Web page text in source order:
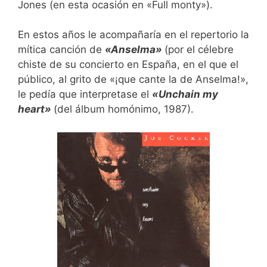
Jones (en esta ocasión en «Full monty»).
En estos años le acompañaría en el repertorio la
mítica canción de «Anselma» (por el célebre
chiste de su concierto en España, en el que el
público, al grito de «¡que cante la de Anselma!»,
le pedía que interpretase el «Unchain my
heart» (del álbum homónimo, 1987).